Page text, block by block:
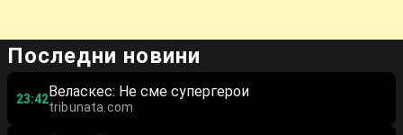
Последни новини
23:42Веласкес: Не сме супергерои
tribunata.com